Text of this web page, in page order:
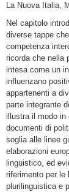
La Nuova Italia,
Nel capitolo
diverse tappe
competenza
ricorda che nella
intesa come un
influenzano
appartenenti a
parte integrante
illustra il modo in
documenti di
soglia alle linee
elaborazioni
linguistico, ed
riferimento per le
plurilinguistica e